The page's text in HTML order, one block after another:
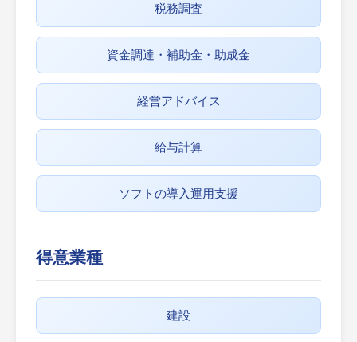
税務調査
資金調達・補助金・助成金
経営アドバイス
給与計算
ソフトの導入運用支援
得意業種
建設